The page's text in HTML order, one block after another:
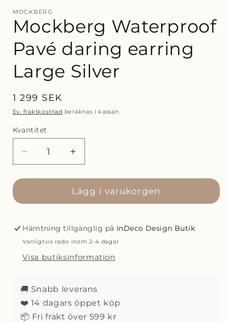
MOCKBERG
Mockberg Waterproof
Pavé daring earring
Large Silver
Ordinarie
pris
1 299 SEK
Ev. fraktkostnad beräknas i kassan.
Kvantitet
Minska
kvantitet
för
Waterproof
daring
earring
Silver
Öka
kvantitet
för
Mockberg
Waterproof
daring
earring
Silver
Lägg i varukorgen
Hämtning tillgänglig på InDeco Design Butik
Vanligtvis redo inom 2-4 dagar
Visa butiksinformation
🚚 Snabb leverans
❤️ 14 dagars öppet köp
📦 Fri frakt över 599 kr